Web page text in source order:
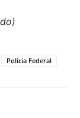
Polícia Federal